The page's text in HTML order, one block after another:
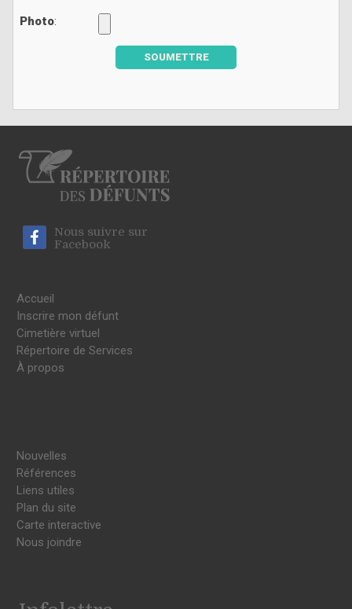
Photo:
SOUMETTRE
Nous suivre sur
Facebook
Accueil
Inscrire mon défunt
Cimetière virtuel
Répertoire de Services
À propos
Nouvelles
Références
Liens utiles
Plan du site
Carte interactive
Nous joindre